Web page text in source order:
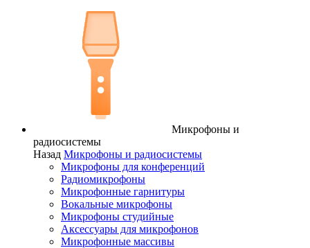
Микрофоны и
радиосистемы
Назад Микрофоны и радиосистемы
Микрофоны для конференций
Радиомикрофоны
Микрофонные гарнитуры
Вокальные микрофоны
Микрофоны студийные
Аксессуары для микрофонов
Микрофонные массивы